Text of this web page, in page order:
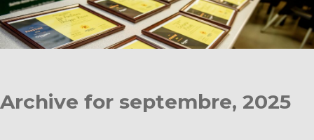
Archive for septembre, 2025